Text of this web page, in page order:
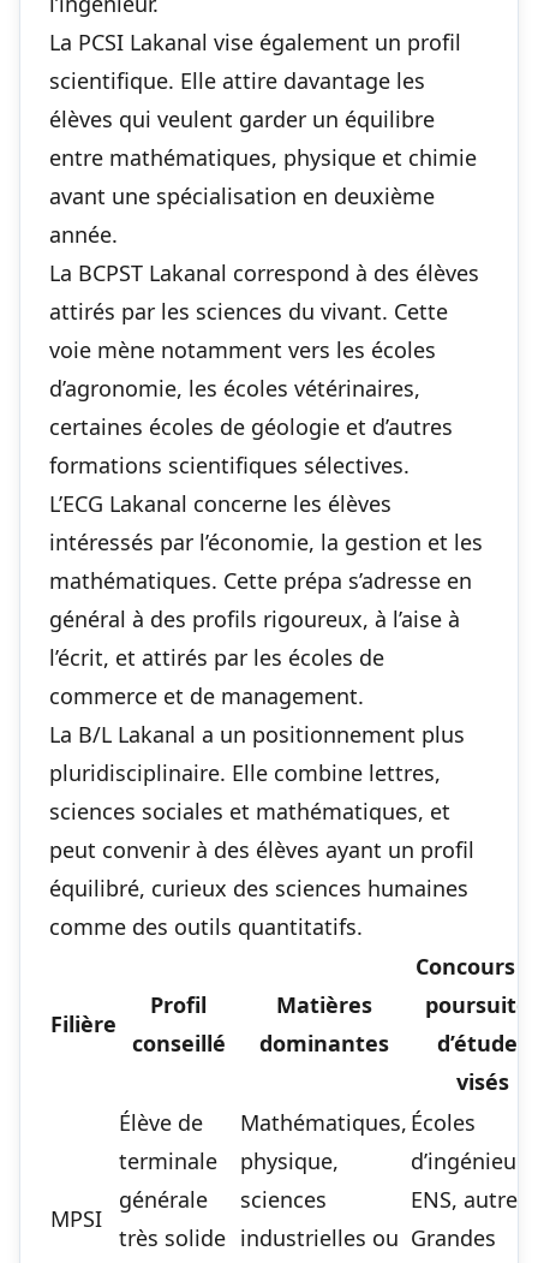
La PCSI Lakanal vise également un profil
scientifique. Elle attire davantage les
élèves qui veulent garder un équilibre
entre mathématiques, physique et chimie
avant une spécialisation en deuxième
année.
La BCPST Lakanal correspond à des élèves
attirés par les sciences du vivant. Cette
voie mène notamment vers les écoles
d’agronomie, les écoles vétérinaires,
certaines écoles de géologie et d’autres
formations scientifiques sélectives.
L’ECG Lakanal concerne les élèves
intéressés par l’économie, la gestion et les
mathématiques. Cette prépa s’adresse en
général à des profils rigoureux, à l’aise à
l’écrit, et attirés par les écoles de
commerce et de management.
La B/L Lakanal a un positionnement plus
pluridisciplinaire. Elle combine lettres,
sciences sociales et mathématiques, et
peut convenir à des élèves ayant un profil
équilibré, curieux des sciences humaines
comme des outils quantitatifs.
Filière
Profil
conseillé
Matières
dominantes
Concours
d’études
visés
MPSI
Élève de
terminale
générale
très solide
Mathématiques,
physique,
sciences
industrielles ou
Écoles
ENS, autres
Grandes